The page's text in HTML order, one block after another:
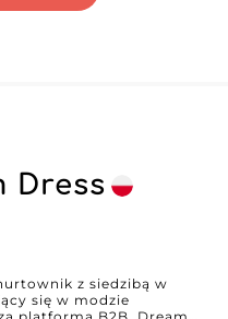
Dress
z siedzibą w
się w modzie